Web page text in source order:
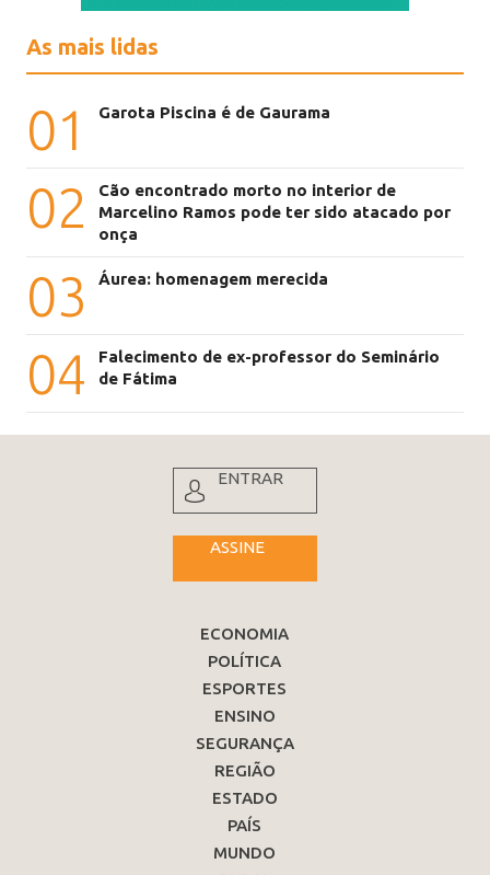
As mais lidas
01 Garota Piscina é de Gaurama
02
Cão encontrado morto no interior de
Marcelino Ramos pode ter sido atacado por
onça
03 Áurea: homenagem merecida
04
Falecimento de ex-professor do Seminário
de Fátima
ENTRAR
ASSINE
ECONOMIA
POLÍTICA
ESPORTES
ENSINO
SEGURANÇA
REGIÃO
ESTADO
PAÍS
MUNDO